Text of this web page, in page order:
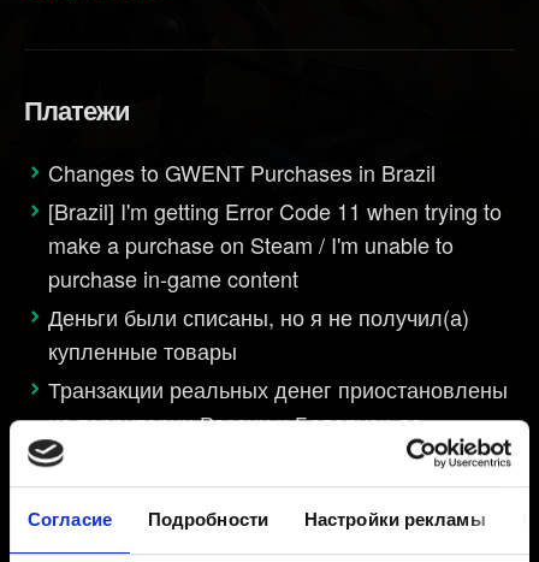
Согласие Подробности Настройки рекламы
Платежи
Changes to GWENT Purchases in Brazil
[Brazil] I'm getting Error Code 11 when trying to
make a purchase on Steam / I'm unable to
purchase in-game content
Деньги были списаны, но я не получил(а)
купленные товары
Транзакции реальных денег приостановлены
на территории России и Беларуси до
дальнейшего указания